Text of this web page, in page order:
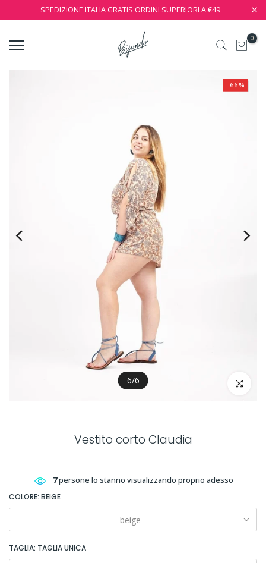
SPEDIZIONE ITALIA GRATIS ORDINI SUPERIORI A €49
0
6/6
- 66 %
clicca per
Vestito corto Claudia
7persone lo stanno visualizzando proprio adesso
COLORE: BEIGE
beige
TAGLIA: TAGLIA UNICA